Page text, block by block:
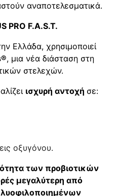
αναποτελεσματικά.
PRO F.A.S.T.
Ελλάδα, χρησιμοποιεί
, μια νέα διάσταση στη
στελεχών.
ισχυρή αντοχή σε:
οξυγόνου.
των προβιοτικών
μεγαλύτερη από